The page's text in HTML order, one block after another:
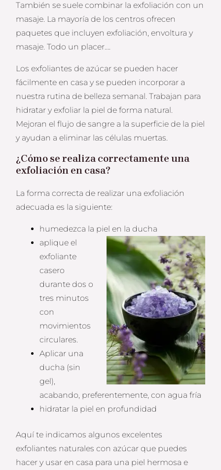
También se suele combinar la exfoliación con un
masaje. La mayoría de los centros ofrecen
paquetes que incluyen exfoliación, envoltura y
masaje. Todo un placer….
Los exfoliantes de azúcar se pueden hacer
fácilmente en casa y se pueden incorporar a
nuestra rutina de belleza semanal. Trabajan para
hidratar y exfoliar la piel de forma natural.
Mejoran el flujo de sangre a la superficie de la piel
y ayudan a eliminar las células muertas.
¿Cómo se realiza correctamente una
exfoliación en casa?
La forma correcta de realizar una exfoliación
adecuada es la siguiente:
humedezca la piel en la ducha
aplique el
exfoliante
casero
durante dos o
tres minutos
con
movimientos
circulares.
Aplicar una
ducha (sin
gel),
acabando, preferentemente, con agua fría
hidratar la piel en profundidad
Aquí te indicamos algunos excelentes
exfoliantes naturales con azúcar que puedes
hacer y usar en casa para una piel hermosa e